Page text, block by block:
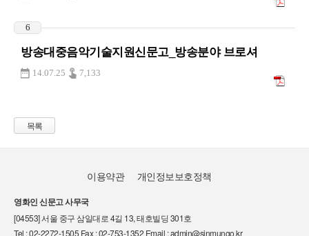
6
방송대중음악기술지원신문고_방송분야 브로셔
14.07.25 7,133
목록
이용약관 개인정보보호정책
영화인 신문고 사무국
[04553] 서울 중구 삼일대로 4길 13, 태호빌딩 301호
Tel : 02-2272-1505 Fax : 02-753-1352 Email : admin@sinmungo.kr